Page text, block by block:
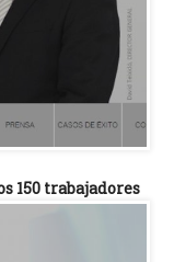
150 trabajadores